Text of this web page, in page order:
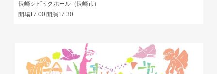
長崎シビックホール（長崎市）
開場17:00 開演17:30